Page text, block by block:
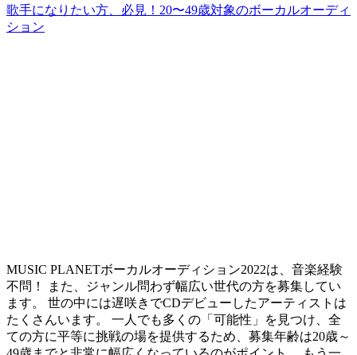
歌手になりたい方、必見！20〜49歳対象のボーカルオーディ
ション
MUSIC PLANETボーカルオーディション2022は、音楽経験
不問！ また、ジャンル問わず幅広い世代の方を募集してい
ます。 世の中には遅咲きでCDデビューしたアーティストは
たくさんいます。 一人でも多くの「可能性」を見つけ、全
ての方に平等に挑戦の場を提供するため、募集年齢は20歳～